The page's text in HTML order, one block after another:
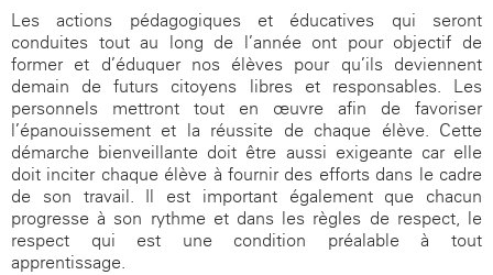
Les actions pédagogiques et éducatives qui seront
conduites tout au long de l’année ont pour objectif de
former et d’éduquer nos élèves pour qu’ils deviennent
demain de futurs citoyens libres et responsables. Les
personnels mettront tout en œuvre afin de favoriser
l’épanouissement et la réussite de chaque élève. Cette
démarche bienveillante doit être aussi exigeante car elle
doit inciter chaque élève à fournir des efforts dans le cadre
de son travail. Il est important également que chacun
progresse à son rythme et dans les règles de respect, le
respect qui est une condition préalable à tout
apprentissage.